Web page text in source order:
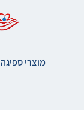
מוצרי